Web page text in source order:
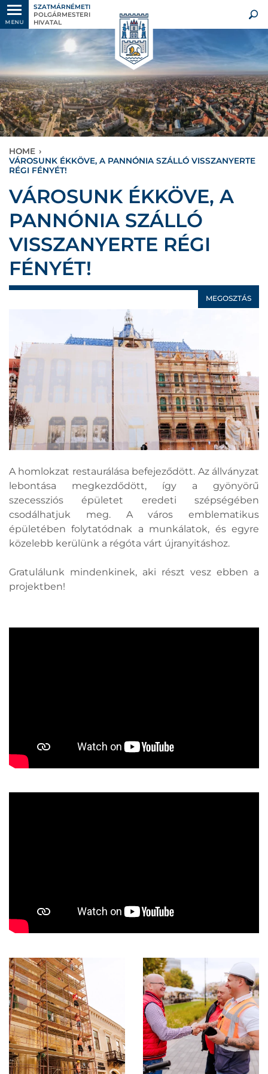
MENU
SZATMÁRNÉMETI
POLGÁRMESTERI
HIVATAL
HOME ›
VÁROSUNK ÉKKÖVE, A PANNÓNIA SZÁLLÓ VISSZANYERTE
RÉGI FÉNYÉT!
VÁROSUNK ÉKKÖVE, A
PANNÓNIA SZÁLLÓ
VISSZANYERTE RÉGI
FÉNYÉT!
MEGOSZTÁS
A homlokzat restaurálása befejeződött. Az állványzat
lebontása megkezdődött, így a gyönyörű
szecessziós épületet eredeti szépségében
csodálhatjuk meg. A város emblematikus
épületében folytatódnak a munkálatok, és egyre
közelebb kerülünk a régóta várt újranyitáshoz.
Gratulálunk mindenkinek, aki részt vesz ebben a
projektben!